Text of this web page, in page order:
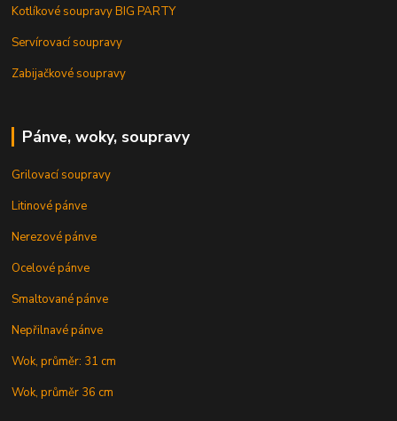
Kotlíkové soupravy BIG PARTY
Servírovací soupravy
Zabijačkové soupravy
Pánve, woky, soupravy
Grilovací soupravy
Litinové pánve
Nerezové pánve
Ocelové pánve
Smaltované pánve
Nepřilnavé pánve
Wok, průměr: 31 cm
Wok, průměr 36 cm